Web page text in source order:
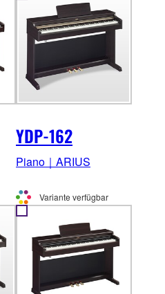
YDP-162
Piano｜ARIUS
Variante verfügbar